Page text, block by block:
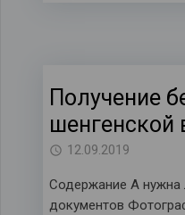
Получение
шенгенской
12.09.2019
Содержание А нужна
документов